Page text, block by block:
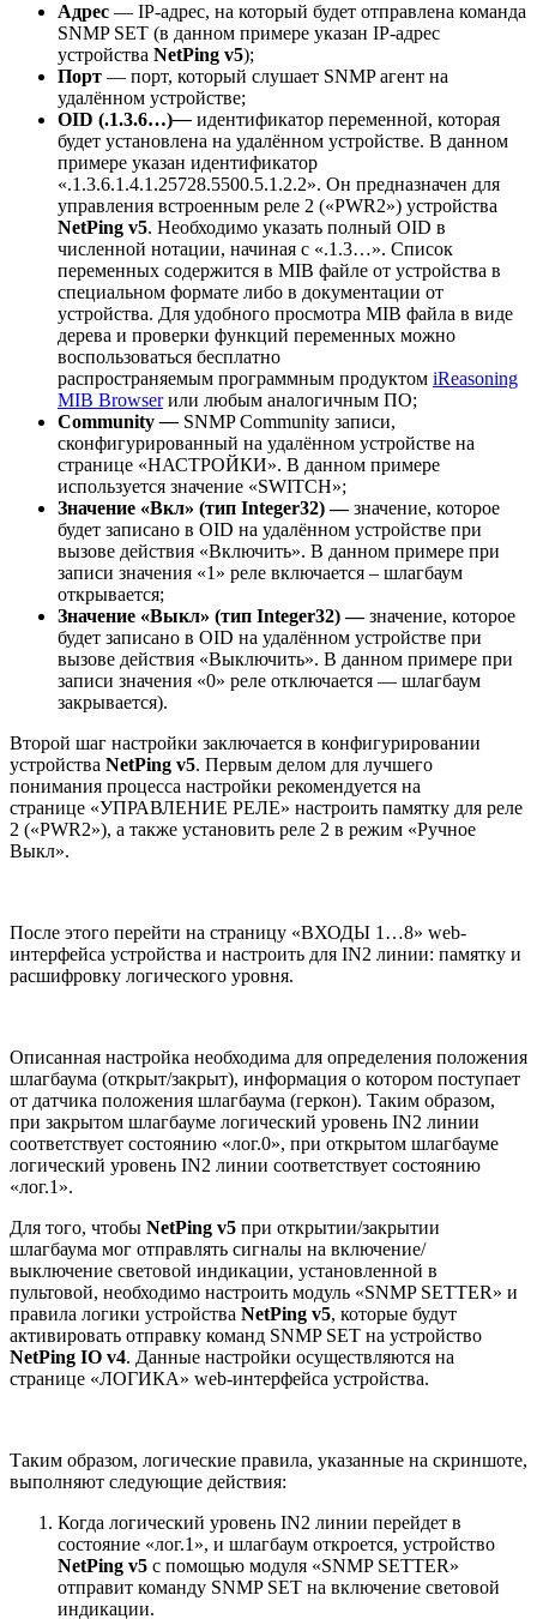
Адрес ― IP-адрес, на который будет отправлена команда
SNMP SET (в данном примере указан IP-адрес
устройства NetPing v5);
Порт ― порт, который слушает SNMP агент на
удалённом устройстве;
OID (.1.3.6…)― идентификатор переменной, которая
будет установлена на удалённом устройстве. В данном
примере указан идентификатор
«.1.3.6.1.4.1.25728.5500.5.1.2.2». Он предназначен для
управления встроенным реле 2 («PWR2») устройства
NetPing v5. Необходимо указать полный OID в
численной нотации, начиная с «.1.3…». Список
переменных содержится в MIB файле от устройства в
специальном формате либо в документации от
устройства. Для удобного просмотра MIB файла в виде
дерева и проверки функций переменных можно
воспользоваться бесплатно
распространяемым программным продуктом iReasoning
MIB Browserили любым аналогичным ПО;
Сommunity ― SNMP Community записи,
сконфигурированный на удалённом устройстве на
странице «НАСТРОЙКИ». В данном примере
используется значение «SWITCH»;
Значение «Вкл» (тип Integer32) ―значение, которое
будет записано в OID на удалённом устройстве при
вызове действия «Включить». В данном примере при
записи значения «1» реле включается – шлагбаум
открывается;
Значение «Выкл» (тип Integer32) ― значение, которое
будет записано в OID на удалённом устройстве при
вызове действия «Выключить». В данном примере при
записи значения «0» реле отключается ― шлагбаум
закрывается).
Второй шаг настройки заключается в конфигурировании
устройства NetPing v5. Первым делом для лучшего
понимания процесса настройки рекомендуется на
странице «УПРАВЛЕНИЕ РЕЛЕ» настроить памятку для реле
2 («PWR2»), а также установить реле 2 в режим «Ручное
Выкл».
После этого перейти на страницу «ВХОДЫ 1…8» web-
интерфейса устройства и настроить для IN2 линии: памятку и
расшифровку логического уровня.
Описанная настройка необходима для определения положения
шлагбаума (открыт/закрыт), информация о котором поступает
от датчика положения шлагбаума (геркон). Таким образом,
при закрытом шлагбауме логический уровень IN2 линии
соответствует состоянию «лог.0», при открытом шлагбауме
логический уровень IN2 линии соответствует состоянию
«лог.1».
Для того, чтобы NetPing v5 при открытии/закрытии
шлагбаума мог отправлять сигналы на включение/
выключение световой индикации, установленной в
пультовой, необходимо настроить модуль «SNMP SETTER» и
правила логики устройства NetPing v5, которые будут
активировать отправку команд SNMP SET на устройство
NetPing IO v4. Данные настройки осуществляются на
странице «ЛОГИКА» web-интерфейса устройства.
Таким образом, логические правила, указанные на скриншоте,
выполняют следующие действия:
Когда логический уровень IN2 линии перейдет в
состояние «лог.1», и шлагбаум откроется, устройство
NetPing v5 с помощью модуля «SNMP SETTER»
отправит команду SNMP SET на включение световой
индикации.